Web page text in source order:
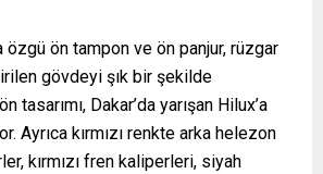
özgü ön tampon ve ön panjur, rüzgar
gövdeyi şık bir şekilde
tasarımı, Dakar’da yarışan Hilux’a
Ayrıca kırmızı renkte arka helezon
kırmızı fren kaliperleri, siyah